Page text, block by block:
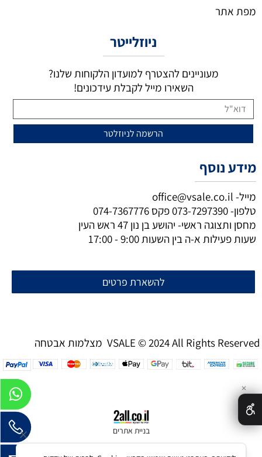
מפת אתר
ניוזלייטר
מעוניינים להצטרף למועדון הלקוחות שלנו?
השאירו מייל לקבלת עידכונים!
מידע נוסף
מייל- office@vsale.co.il
טלפון-073-7297390פקס 074-7367776
מחסן ותצוגה ראשי- יהושע בן נון 47 ראש העין
שעות פעילות א-ה בין השעות 9:00 - 17:00
להשארת פרטים
מצלמות אבטחה VSALE © 2024 All Rights Reserved
בניית אתרים
✕